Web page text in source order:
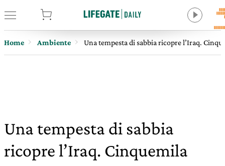
Home Ambiente Una tempesta di sabbia ricopre l’Iraq.
Una tempesta di sabbia
ricopre l’Iraq. Cinquemila